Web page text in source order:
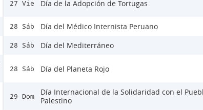
27 Vie Día de la Adopción de Tortugas
28 Sáb Día del Médico Internista Peruano
28 Sáb Día del Mediterráneo
28 Sáb Día del Planeta Rojo
29 Dom
Día Internacional de la Solidaridad con el
Palestino